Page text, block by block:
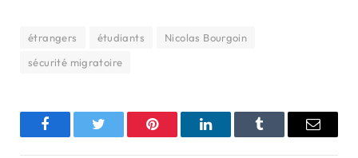
étrangers étudiants
Nicolas Bourgoin
sécurité migratoire
FacebookTwitter Pinterest LinkedInTumblr Email